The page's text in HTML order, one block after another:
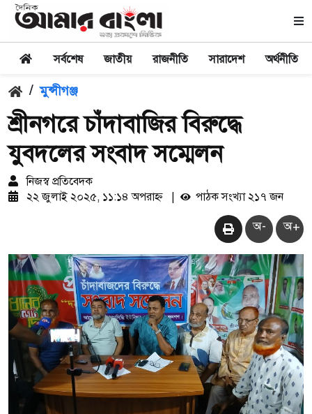
সর্বশেষ জাতীয় রাজনীতি সারাদেশ অর্থনীতি
/ মুন্সীগঞ্জ
শ্রীনগরে চাঁদাবাজির বিরুদ্ধে
যুবদলের সংবাদ সম্মেলন
নিজস্ব প্রতিবেদক
২২ জুলাই ২০২৫, ১১:১৪ অপরাহ্ন
পাঠক সংখ্যা ২১৭ জন
অ- অ+